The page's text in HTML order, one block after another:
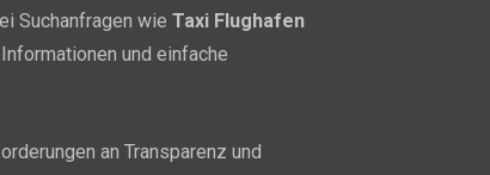
Suchanfragen wie Taxi Flughafen
und einfache
an Transparenz und